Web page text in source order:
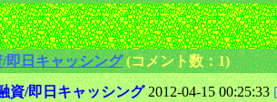
/即日キャッシング(コメント数：1)
資/即日キャッシング2012-04-15 00:25:33